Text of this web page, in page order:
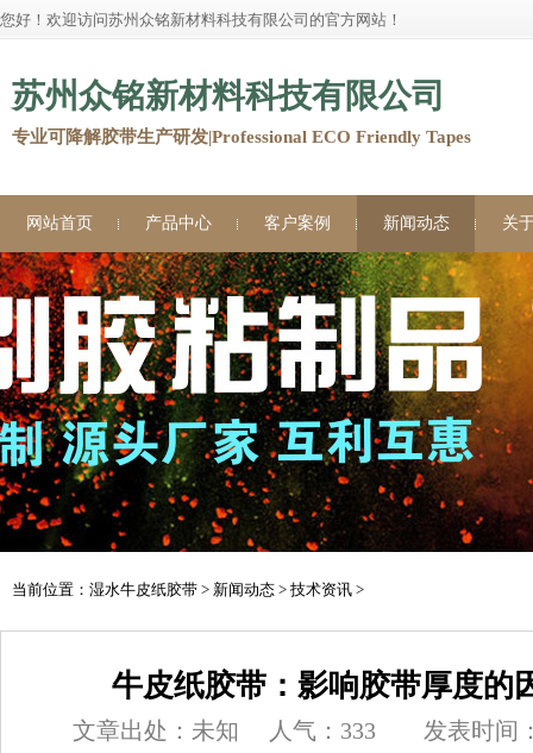
您好！欢迎访问苏州众铭新材料科技有限公司的官方网站！
苏州众铭新材料科技有限公司
专业可降解胶带生产研发|Professional ECO Friendly Tapes
网站首页 产品中心 客户案例 新闻动态 关
当前位置： 湿水牛皮纸胶带 > 新闻动态 > 技术资讯 >
牛皮纸胶带：影响胶带厚度的
文章出处：未知 人气： 333 发表时间